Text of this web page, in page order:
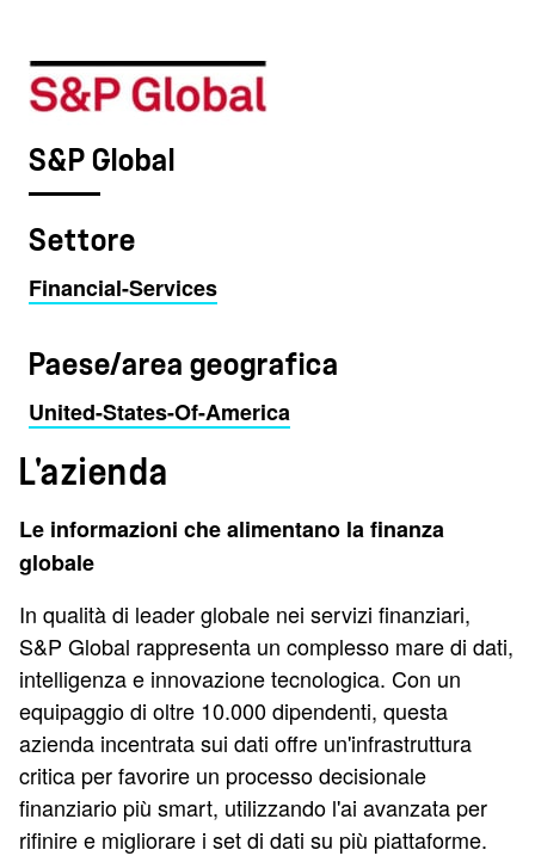
S&P Global
Settore
Financial-Services
Paese/area geografica
United-States-Of-America
L'azienda
Le informazioni che alimentano la finanza
globale
In qualità di leader globale nei servizi finanziari,
S&P Global rappresenta un complesso mare di dati,
intelligenza e innovazione tecnologica. Con un
equipaggio di oltre 10.000 dipendenti, questa
azienda incentrata sui dati offre un'infrastruttura
critica per favorire un processo decisionale
finanziario più smart, utilizzando l'ai avanzata per
rifinire e migliorare i set di dati su più piattaforme.